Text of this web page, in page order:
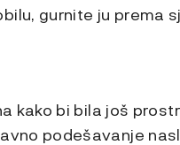
gurnite ju prema
kako bi bila još
podešavanje